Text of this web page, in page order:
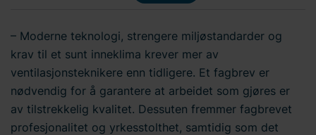
– Moderne teknologi, strengere miljøstandarder og
krav til et sunt inneklima krever mer av
ventilasjonsteknikere enn tidligere. Et fagbrev er
nødvendig for å garantere at arbeidet som gjøres er
av tilstrekkelig kvalitet. Dessuten fremmer fagbrevet
profesjonalitet og yrkesstolthet, samtidig som det